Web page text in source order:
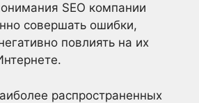
SEO компании
совершать ошибки,
повлиять на их
распространенных